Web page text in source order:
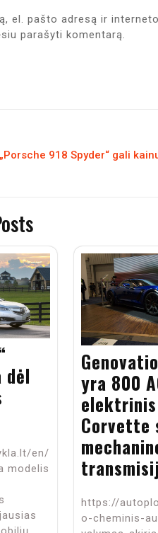
el. pašto adresą ir
parašyti komentarą.
„Porsche 918 Spyder“ gali
dėl
en/
modelis
yra 800
elektrinis
Corvette
https://
o-cheminis-